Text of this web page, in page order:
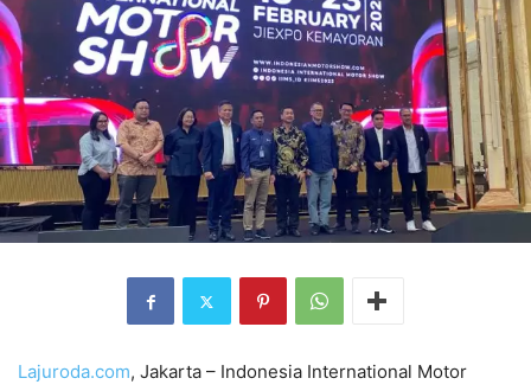
Lajuroda.com, Jakarta – Indonesia International Motor